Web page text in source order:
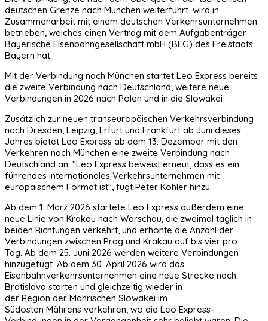
deutschen Grenze nach München weiterführt, wird in
Zusammenarbeit mit einem deutschen Verkehrsunternehmen
betrieben, welches einen Vertrag mit dem Aufgabenträger
Bayerische Eisenbahngesellschaft mbH (BEG) des Freistaats
Bayern hat.
Mit der Verbindung nach München startet Leo Express bereits
die zweite Verbindung nach Deutschland, weitere neue
Verbindungen in 2026 nach Polen und in die Slowakei
Zusätzlich zur neuen transeuropäischen Verkehrsverbindung
nach Dresden, Leipzig, Erfurt und Frankfurt ab Juni dieses
Jahres bietet Leo Express ab dem 13. Dezember mit den
Verkehren nach München eine zweite Verbindung nach
Deutschland an. "Leo Express beweist erneut, dass es ein
führendes internationales Verkehrsunternehmen mit
europäischem Format ist", fügt Peter Köhler hinzu.
Ab dem 1. März 2026 startete Leo Express außerdem eine
neue Linie von Krakau nach Warschau, die zweimal täglich in
beiden Richtungen verkehrt, und erhöhte die Anzahl der
Verbindungen zwischen Prag und Krakau auf bis vier pro
Tag. Ab dem 25. Juni 2026 werden weitere Verbindungen
hinzugefügt. Ab dem 30. April 2026 wird das
Eisenbahnverkehrsunternehmen eine neue Strecke nach
Bratislava starten und gleichzeitig wieder in
der Region der Mährischen Slowakei im
Südosten Mährens verkehren, wo die Leo Express-